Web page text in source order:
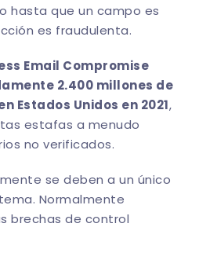
hasta que un campo es
es fraudulenta.
Email Compromise
2.400 millones de
Estados Unidos en 2021,
estafas a menudo
no verificados.
se deben a un único
Normalmente
brechas de control